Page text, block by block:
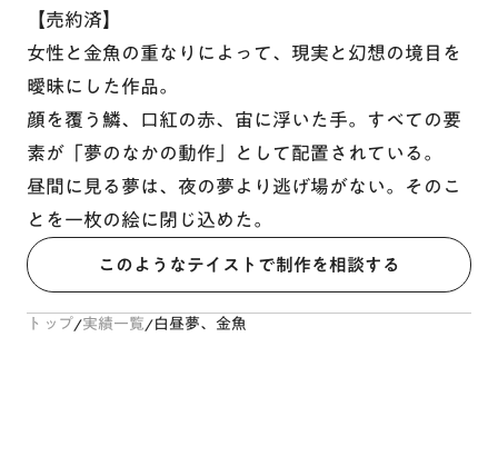
【売約済】
女性と金魚の重なりによって、現実と幻想の境目を
曖昧にした作品。
顔を覆う鱗、口紅の赤、宙に浮いた手。すべての要
素が「夢のなかの動作」として配置されている。
昼間に見る夢は、夜の夢より逃げ場がない。そのこ
とを一枚の絵に閉じ込めた。
このようなテイストで制作を相談する
トップ/実績一覧/白昼夢、金魚